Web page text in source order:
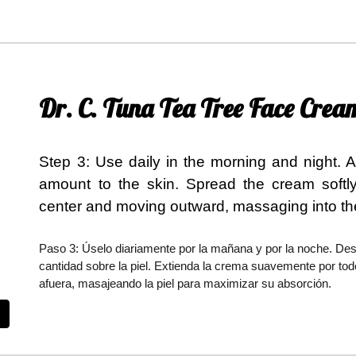
Dr. C. Tuna Tea Tree Face
Step 3: Use daily in the morning and night.
amount to the skin. Spread the cream
center and moving outward, massaging into
Paso 3: Úselo diariamente por la mañana y por la noche.
cantidad sobre la piel. Extienda la crema suavemente por
afuera, masajeando la piel para maximizar su absorción.